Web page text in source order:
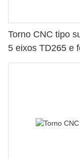
Torno CNC tipo
5 eixos TD265 e